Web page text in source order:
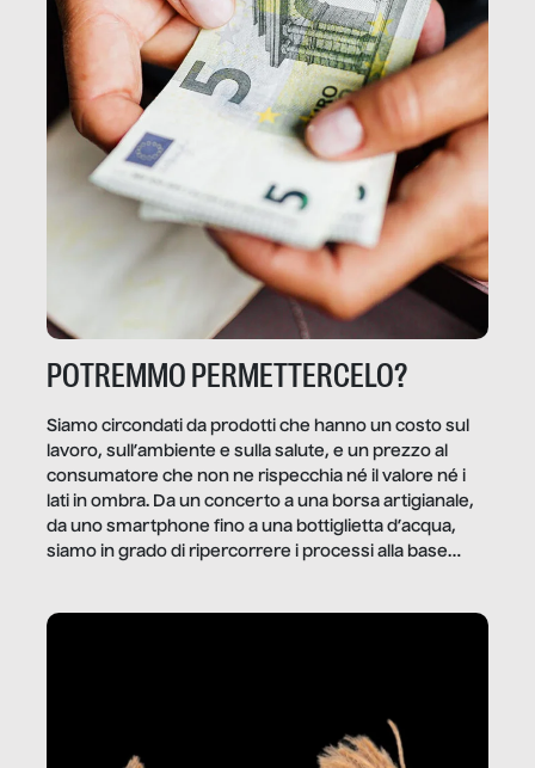
POTREMMO PERMETTERCELO?
Siamo circondati da prodotti che hanno un costo sul
lavoro, sull’ambiente e sulla salute, e un prezzo al
consumatore che non ne rispecchia né il valore né i
lati in ombra. Da un concerto a una borsa artigianale,
da uno smartphone fino a una bottiglietta d’acqua,
siamo in grado di ripercorrere i processi alla base
dietro gli oggetti e i servizi che fanno la nostra vita